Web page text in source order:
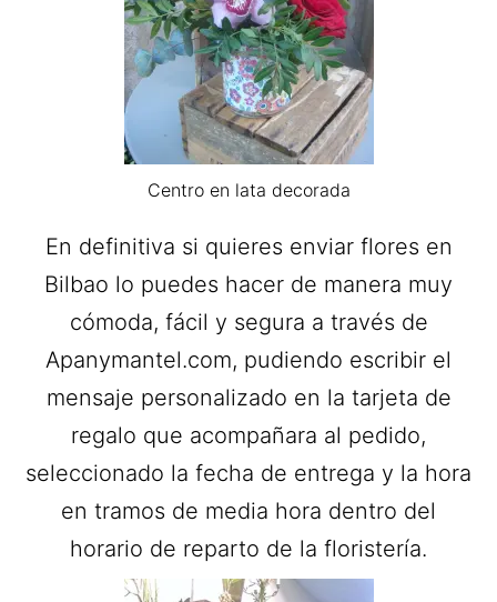
Centro en lata decorada
En definitiva si quieres enviar flores en
Bilbao lo puedes hacer de manera muy
cómoda, fácil y segura a través de
Apanymantel.com, pudiendo escribir el
mensaje personalizado en la tarjeta de
regalo que acompañara al pedido,
seleccionado la fecha de entrega y la hora
en tramos de media hora dentro del
horario de reparto de la floristería.